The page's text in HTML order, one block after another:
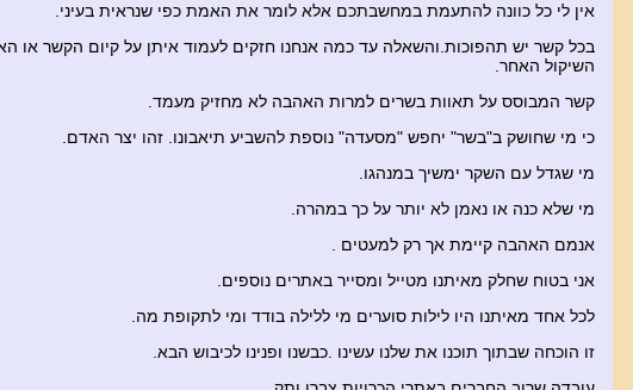
אין לי כל כוונה להתעמת במחשבתכם אלא לומר את האמת כפי שנראית בעיני.
בכל קשר יש תהפוכות.והשאלה עד כמה אנחנו חזקים לעמוד איתן על קיום הקשר או
השיקול האחר.
קשר המבוסס על תאוות בשרים למרות האהבה לא מחזיק מעמד.
כי מי שחושק ב"בשר" יחפש "מסעדה" נוספת להשביע תיאבונו. זהו יצר האדם.
מי שגדל עם השקר ימשיך במנהגו.
מי שלא כנה או נאמן לא יותר על כך במהרה.
אנמם האהבה קיימת אך רק למעטים .
אני בטוח שחלק מאיתנו מטייל ומסייר באתרים נוספים.
לכל אחד מאיתנו היו לילות סוערים מי ללילה בודד ומי לתקופת מה.
זו הוכחה שבתוך תוכנו את שלנו עשינו .כבשנו ופנינו לכיבוש הבא.